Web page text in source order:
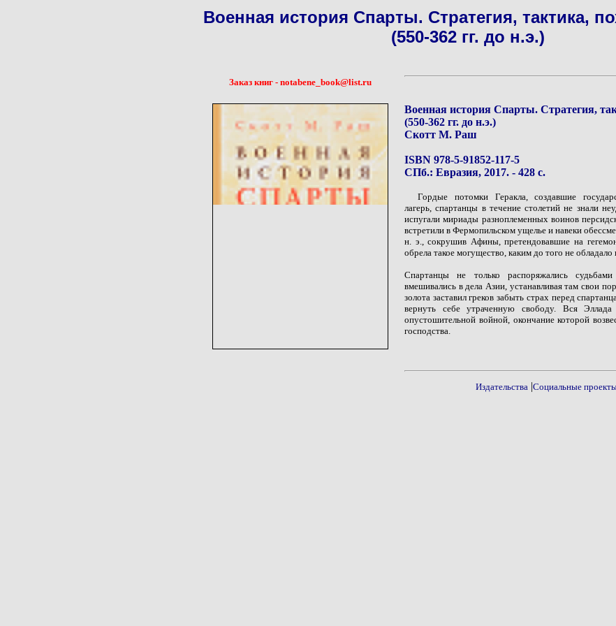
Военная история Спарты. Стратегия, тактика,
(550-362 гг. до н.э.)
Заказ книг - notabene_book@list.ru
Военная история Спарты. Стратегия,
(550-362 гг. до н.э.)
Скотт М. Раш
ISBN 978-5-91852-117-5
СПб.: Евразия, 2017. - 428 с.
Гордые потомки Геракла, создавшие
лагерь, спартанцы в течение столетий не знали
испугали мириады разноплеменных воинов
встретили в Фермопильском ущелье и навеки
н. э., сокрушив Афины, претендовавшие на
обрела такое могущество, каким до того не
Спартанцы не только распоряжались
вмешивались в дела Азии, устанавливая там свои
золота заставил греков забыть страх перед
вернуть себе утраченную свободу. Вся Эллада
опустошительной войной, окончание которой
господства.
Издательства |Социальные